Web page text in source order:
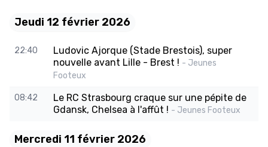
Jeudi 12 février 2026
22:40
Ludovic Ajorque (Stade Brestois), super
nouvelle avant Lille - Brest ! - Jeunes
Footeux
08:42
Le RC Strasbourg craque sur une pépite de
Gdansk, Chelsea à l'affût ! - Jeunes Footeux
Mercredi 11 février 2026